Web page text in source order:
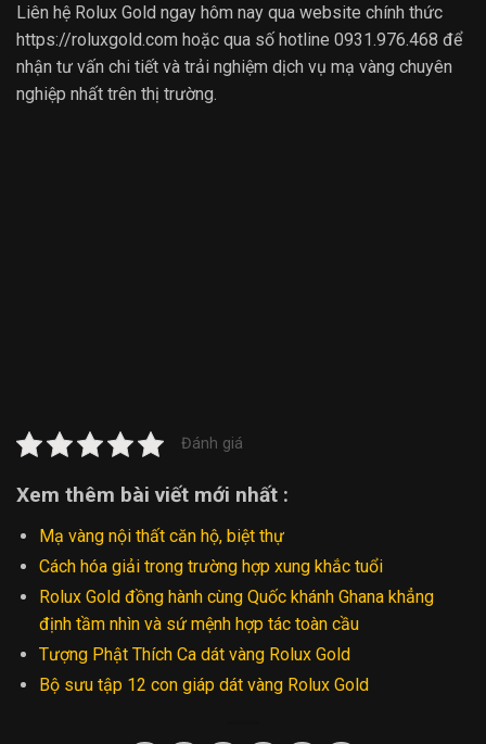
Liên hệ Rolux Gold ngay hôm nay qua website chính thức
https://roluxgold.com hoặc qua số hotline 0931.976.468 để
nhận tư vấn chi tiết và trải nghiệm dịch vụ mạ vàng chuyên
nghiệp nhất trên thị trường.
Đánh giá
Xem thêm bài viết mới nhất :
Mạ vàng nội thất căn hộ, biệt thự
Cách hóa giải trong trường hợp xung khắc tuổi
Rolux Gold đồng hành cùng Quốc khánh Ghana khẳng
định tầm nhìn và sứ mệnh hợp tác toàn cầu
Tượng Phật Thích Ca dát vàng Rolux Gold
Bộ sưu tập 12 con giáp dát vàng Rolux Gold